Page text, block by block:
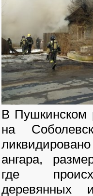
В Пушкинском
на
ангара,
где
деревянных